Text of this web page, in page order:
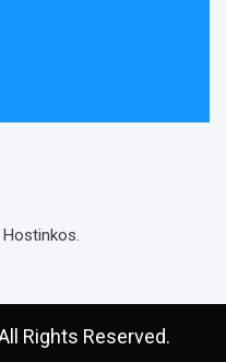
Rights Reserved.